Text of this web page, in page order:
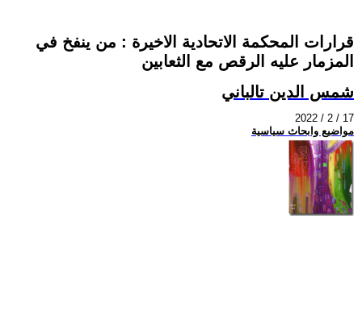
قرارات المحكمة الاتحادية الاخيرة : من ينفخ في
المزمار عليه الرقص مع الثعابين
شمس الدين تالباني
2022 / 2 / 17
مواضيع وابحاث سياسية